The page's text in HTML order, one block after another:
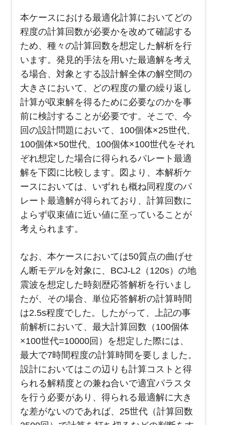
本ケースにおける最適化計算においてどの
程度の計算回数が必要かを改めて確認する
ため、種々の計算回数を想定した解析を行
います。発見的手法を用いた最適解を考え
る場合、対象とする設計解全体の解空間の
大きさにおいて、どの程度の量の繰り返し
計算が収束解を得るために必要なのかを事
前に検討することが必要です。そこで、今
回の設計問題において、 100個体×25世代、
100個体×50世代、 100個体×100世代をそれ
ぞれ想定した場合に得られるパレート最適
解を下図に比較します。図より、本解析ケ
ースにおいては、いずれも概ね同程度のパ
レート最適解が得られており、計算回数に
よらず収束値に近い値に至っていることが
考えられます。
なお、本ケースにおいては50質点の曲げせ
ん断モデルを対象に、BCJ-L2（120s）の地
震波を想定した時刻歴応答解析を行いまし
たが、その場合、単位応答解析の計算時間
は2.5s程度でした。したがって、上記の事
前解析において、最大計算回数（100個体
×100世代=10000回）を想定した際には、
最大で7時間程度の計算時間を要しました。
設計においてはこの辺りも計算コストと得
られる解精度との兼ね合いで適宜パラスタ
を行う必要があり、得られる最適解に大き
な差がないのであれば、25世代（計算回数